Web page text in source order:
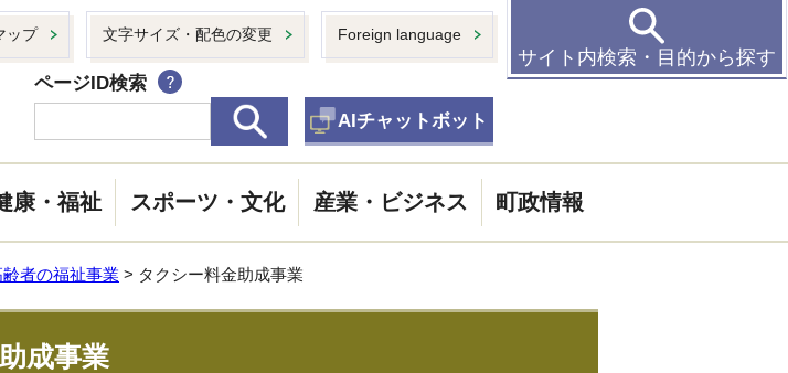
ップ 文字サイズ・配色の変更 Foreign language
ページID検索
AIチャットボット
サイト内検索・目的から探す
康・福祉 スポーツ・文化 産業・ビジネス 町政情報
齢者の福祉事業 > タクシー料金助成事業
成事業